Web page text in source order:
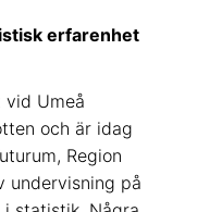
erfarenhet
vid Umeå
och är idag
Region
undervisning på